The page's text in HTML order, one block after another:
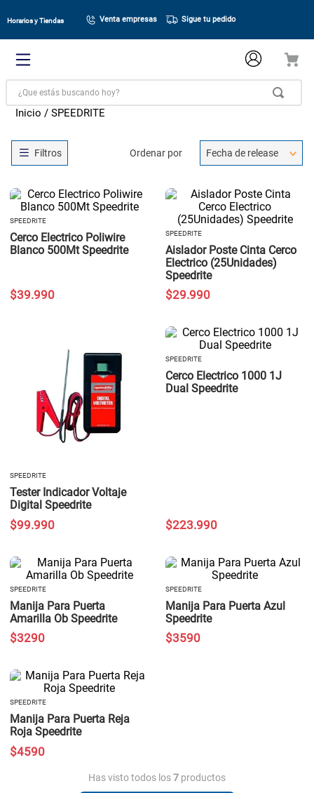
Horarios y Tiendas Venta empresas Sigue tu pedido
¿Que estás buscando hoy?
SPEEDRITE
Ordenar por Fecha de release
SPEEDRITE
Cerco Electrico Poliwire
Blanco 500Mt Speedrite
$39.990
SPEEDRITE
Aislador Poste Cinta Cerco
Electrico (25Unidades)
Speedrite
$29.990
SPEEDRITE
Tester Indicador Voltaje
Digital Speedrite
$99.990
SPEEDRITE
Cerco Electrico 1000 1J
Dual Speedrite
$223.990
SPEEDRITE
Manija Para Puerta
Amarilla Ob Speedrite
$3290
SPEEDRITE
Manija Para Puerta Azul
Speedrite
$3590
SPEEDRITE
Manija Para Puerta Reja
Roja Speedrite
$4590
Has visto todos los7 productos